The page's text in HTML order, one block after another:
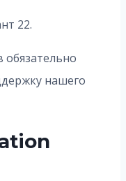
22.
нашего